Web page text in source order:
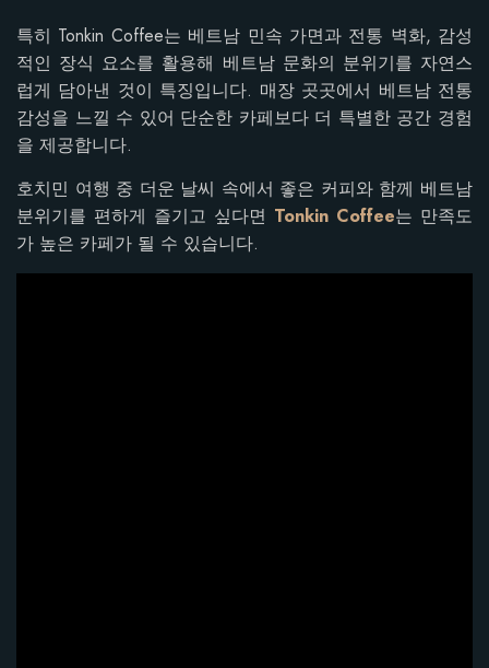
특히 Tonkin Coffee는 베트남 민속 가면과 전통 벽화, 감성
적인 장식 요소를 활용해 베트남 문화의 분위기를 자연스
럽게 담아낸 것이 특징입니다. 매장 곳곳에서 베트남 전통
감성을 느낄 수 있어 단순한 카페보다 더 특별한 공간 경험
을 제공합니다.
호치민 여행 중 더운 날씨 속에서 좋은 커피와 함께 베트남
분위기를 편하게 즐기고 싶다면 Tonkin Coffee는 만족도
가 높은 카페가 될 수 있습니다.